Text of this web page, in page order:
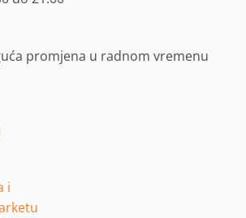
promjena u radnom vremenu
i